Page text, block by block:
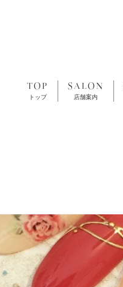
TOP
トップ
SALON
店舗案内